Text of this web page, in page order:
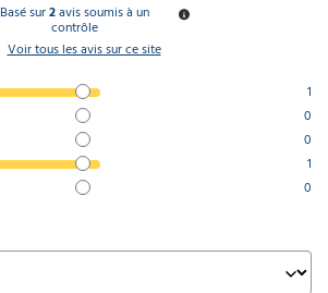
Basé sur2avis soumis à un
contrôle
Voir tous les avis sur ce site
1
0
0
1
0